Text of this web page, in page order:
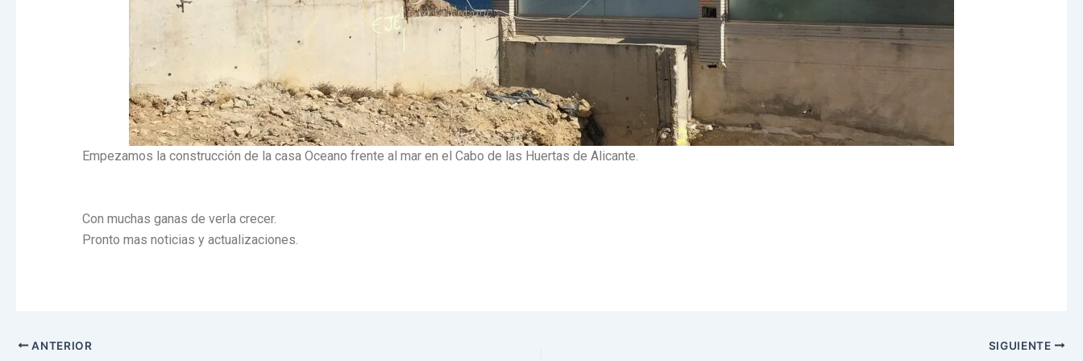
Empezamos la construcción de la casa Oceano frente al mar en el Cabo de las Huertas de Alicante.
Con muchas ganas de verla crecer.
Pronto mas noticias y actualizaciones.
ANTERIOR SIGUIENTE